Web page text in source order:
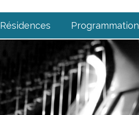
Résidences Programmation